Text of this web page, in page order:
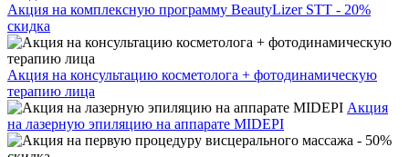
Акция на комплексную программу BeautyLizer STT - 20%
скидка
Акция на консультацию косметолога + фотодинамическую
терапию лица
Акция
на лазерную эпиляцию на аппарате MIDEPI